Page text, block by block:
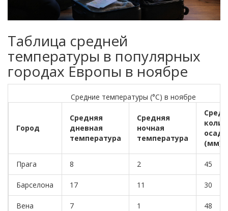
Таблица средней
температуры в популярных
городах Европы в ноябре
Средние температуры (°C) в ноябре
Город
Средняя
дневная
температура
Средняя
ночная
температура
(мм)
Прага 8 2 45
Барселона 17 11 30
Вена 7 1 48